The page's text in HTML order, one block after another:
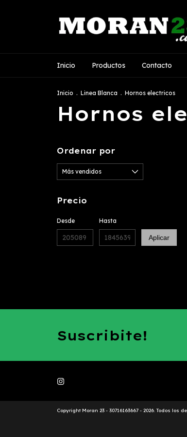
Inicio Productos Contacto
Inicio . Linea Blanca . Hornos electricos
Hornos
Ordenar por
Precio
Desde Hasta
Aplicar
Suscribite!
Copyright Moran 23 - 30716163667 - 2026. Todos los